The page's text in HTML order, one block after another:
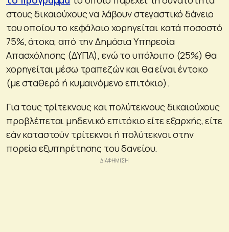
στους δικαιούχους να λάβουν στεγαστικό δάνειο
του οποίου το κεφάλαιο χορηγείται κατά ποσοστό
75%, άτοκα, από την Δημόσια Υπηρεσία
Απασχόλησης (ΔΥΠΑ), ενώ το υπόλοιπο (25%) θα
χορηγείται μέσω τραπεζών και θα είναι έντοκο
(με σταθερό ή κυμαινόμενο επιτόκιο).
Για τους τρίτεκνους και πολύτεκνους δικαιούχους
προβλέπεται μηδενικό επιτόκιο είτε εξαρχής, είτε
εάν καταστούν τρίτεκνοι ή πολύτεκνοι στην
πορεία εξυπηρέτησης του δανείου.